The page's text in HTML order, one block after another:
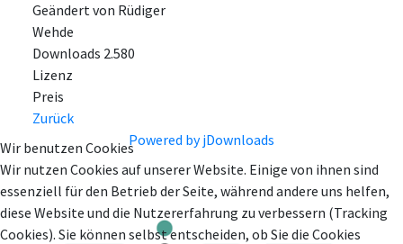
Geändert von Rüdiger
Wehde
Downloads 2.580
Lizenz
Preis
Zurück
Powered by jDownloads
Wir benutzen Cookies
Wir nutzen Cookies auf unserer Website. Einige von ihnen sind
essenziell für den Betrieb der Seite, während andere uns helfen,
diese Website und die Nutzererfahrung zu verbessern (Tracking
Cookies). Sie können selbst entscheiden, ob Sie die Cookies